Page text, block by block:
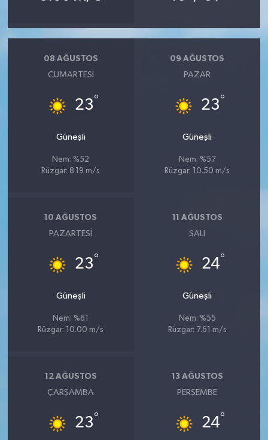
08 AĞUSTOS
CUMARTESI
23°
Güneşli
Nem: %52
Rüzgar: 8.19 m/s
09 AĞUSTOS
PAZAR
23°
Güneşli
Nem: %57
Rüzgar: 10.50 m/s
10 AĞUSTOS
PAZARTESI
23°
Güneşli
Nem: %61
Rüzgar: 10.00 m/s
11 AĞUSTOS
SALI
24°
Güneşli
Nem: %55
Rüzgar: 7.61 m/s
12 AĞUSTOS
ÇARŞAMBA
23°
13 AĞUSTOS
PERŞEMBE
24°